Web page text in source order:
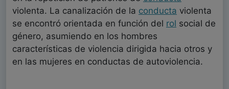
violenta. La canalización de la conducta violenta
se encontró orientada en función del rol social de
género, asumiendo en los hombres
características de violencia dirigida hacia otros y
en las mujeres en conductas de autoviolencia.